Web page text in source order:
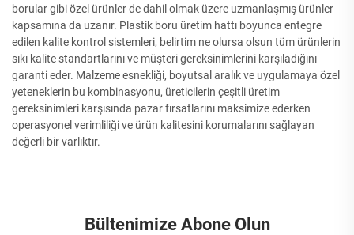
borular gibi özel ürünler de dahil olmak üzere uzmanlaşmış ürünler
kapsamına da uzanır. Plastik boru üretim hattı boyunca entegre
edilen kalite kontrol sistemleri, belirtim ne olursa olsun tüm ürünlerin
sıkı kalite standartlarını ve müşteri gereksinimlerini karşıladığını
garanti eder. Malzeme esnekliği, boyutsal aralık ve uygulamaya özel
yeteneklerin bu kombinasyonu, üreticilerin çeşitli üretim
gereksinimleri karşısında pazar fırsatlarını maksimize ederken
operasyonel verimliliği ve ürün kalitesini korumalarını sağlayan
değerli bir varlıktır.
Bültenimize Abone Olun